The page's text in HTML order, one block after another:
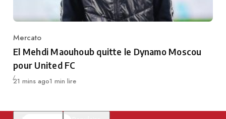
Category
Mercato
El Mehdi Maouhoub quitte le Dynamo Moscou
pour United FC
Publié
21 mins ago1 min lire